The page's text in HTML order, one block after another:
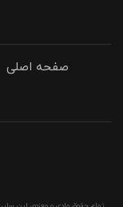
صفحه اصلی